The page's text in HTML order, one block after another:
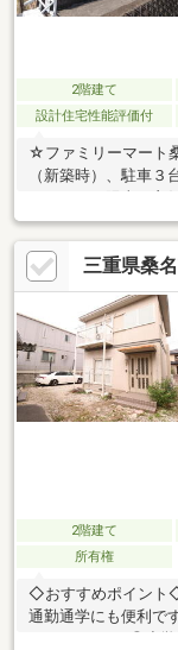
2階建て
設計住宅性能評価付
☆ファミリーマート
（新築時）、駐車３
キッチン、陽当り良
地、前道６ｍ以上、
トイレ２ヶ所、２階
ット、周辺交通量少
三重県桑
2階建て
所有権
◇おすすめポイント
通勤通学にも便利で